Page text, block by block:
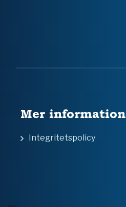
Mer information
Integritetspolicy